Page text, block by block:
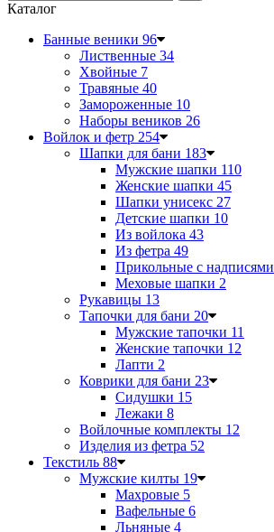
Каталог
Банные веники 96
Лиственные 34
Хвойные 7
Травяные 40
Замороженные 10
Наборы веников 26
Войлок и фетр 254
Шапки для бани 183
Мужские шапки 110
Женские шапки 45
Шапки унисекс 27
Детские шапки 10
Из войлока 43
Из фетра 49
Прикольные с надписями
Меховые шапки 2
Рукавицы 13
Тапочки для бани 20
Мужские тапочки 11
Женские тапочки 12
Лапти 2
Коврики для бани 23
Сидушки 15
Лежаки 8
Войлочные комплекты 12
Изделия из фетра 52
Текстиль 88
Мужские килты 19
Махровые 5
Вафельные 6
Льняные 4